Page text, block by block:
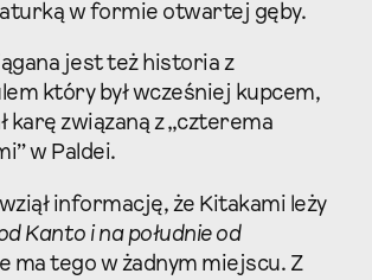
w formie otwartej gęby.
jest też historia z
który był wcześniej kupcem,
karę związaną z „czterema
w Paldei.
informację, że Kitakami leży
Kanto i na południe od
ma tego w żadnym miejscu. Z